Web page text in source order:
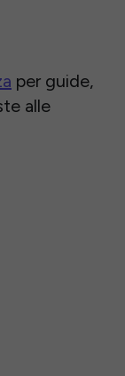
per guide,
alle